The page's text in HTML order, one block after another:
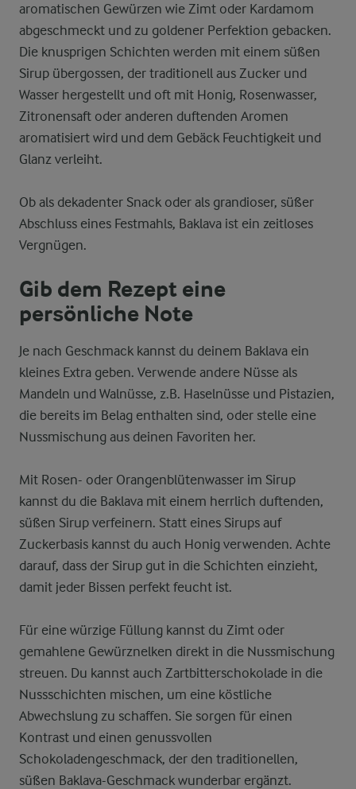
aromatischen Gewürzen wie Zimt oder Kardamom
abgeschmeckt und zu goldener Perfektion gebacken.
Die knusprigen Schichten werden mit einem süßen
Sirup übergossen, der traditionell aus Zucker und
Wasser hergestellt und oft mit Honig, Rosenwasser,
Zitronensaft oder anderen duftenden Aromen
aromatisiert wird und dem Gebäck Feuchtigkeit und
Glanz verleiht.
Ob als dekadenter Snack oder als grandioser, süßer
Abschluss eines Festmahls, Baklava ist ein zeitloses
Vergnügen.
Gib dem Rezept eine
persönliche Note
Je nach Geschmack kannst du deinem Baklava ein
kleines Extra geben. Verwende andere Nüsse als
Mandeln und Walnüsse, z.B. Haselnüsse und Pistazien,
die bereits im Belag enthalten sind, oder stelle eine
Nussmischung aus deinen Favoriten her.
Mit Rosen- oder Orangenblütenwasser im Sirup
kannst du die Baklava mit einem herrlich duftenden,
süßen Sirup verfeinern. Statt eines Sirups auf
Zuckerbasis kannst du auch Honig verwenden. Achte
darauf, dass der Sirup gut in die Schichten einzieht,
damit jeder Bissen perfekt feucht ist.
Für eine würzige Füllung kannst du Zimt oder
gemahlene Gewürznelken direkt in die Nussmischung
streuen. Du kannst auch Zartbitterschokolade in die
Nussschichten mischen, um eine köstliche
Abwechslung zu schaffen. Sie sorgen für einen
Kontrast und einen genussvollen
Schokoladengeschmack, der den traditionellen,
süßen Baklava-Geschmack wunderbar ergänzt.